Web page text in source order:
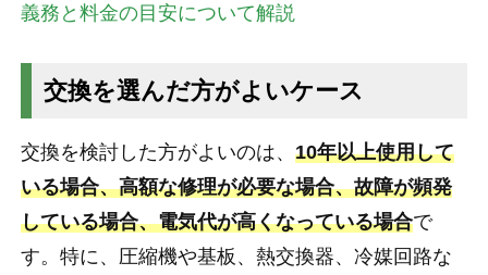
義務と料金の目安について解説
交換を選んだ方がよいケース
交換を検討した方がよいのは、10年以上使用して
いる場合、高額な修理が必要な場合、故障が頻発
している場合、電気代が高くなっている場合で
す。特に、圧縮機や基板、熱交換器、冷媒回路な